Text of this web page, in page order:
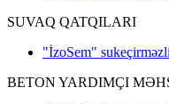
SUVAQ QATQILARI
"İzoSem"
BETON YARDIMÇI